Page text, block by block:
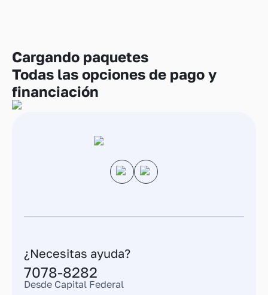
Cargando paquetes
Todas las opciones de pago y
financiación
¿Necesitas ayuda?
7078-8282
Desde Capital Federal